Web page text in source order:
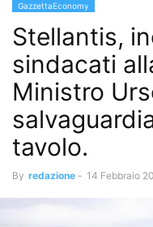
GazzettaEconomy
Stellantis,
sindacati
Ministro
tavolo.
By redazione - 14 Febbraio